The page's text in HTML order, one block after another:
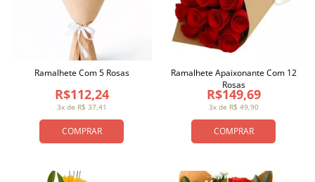
COMPRAR
3x de R$ 37,41
R$112,24
Ramalhete Com 5 Rosas
COMPRAR
3x de R$ 49,90
R$149,69
Ramalhete Apaixonante Com 12
Rosas